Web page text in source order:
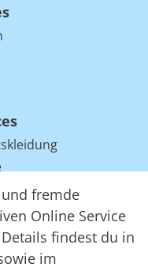
fremde
Online Service
findest du in
im
Arbeitskleidung
RFID
– 2026